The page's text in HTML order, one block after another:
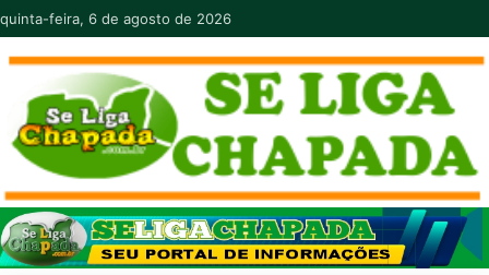
Pular para o conteúdo
quinta-feira, 6 de agosto de 2026